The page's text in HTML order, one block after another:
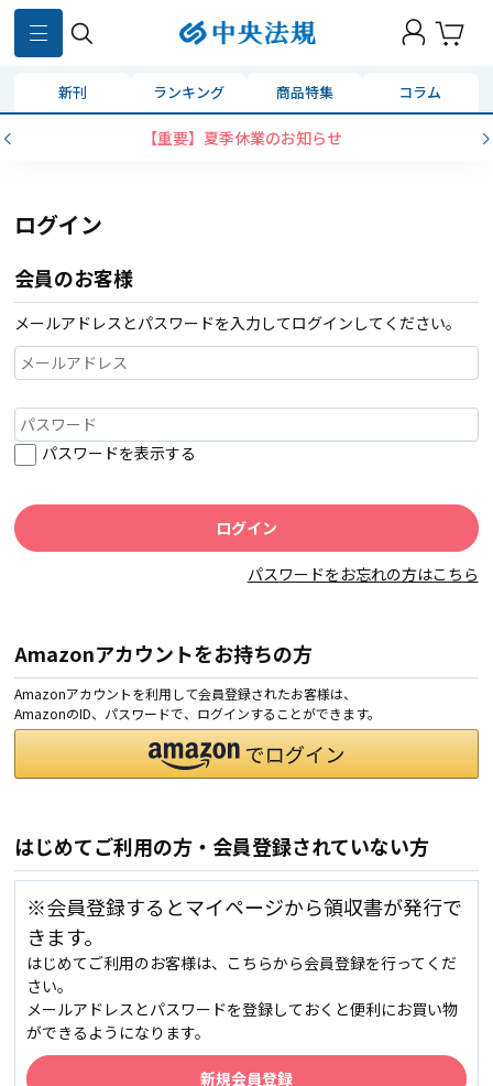
新刊 ランキング 商品特集 コラム
【重要】夏季休業のお知らせ
ログイン
会員のお客様
メールアドレスとパスワードを入力してログインしてください。
パスワードを表示する
パスワードをお忘れの方はこちら
Amazonアカウントをお持ちの方
Amazonアカウントを利用して会員登録されたお客様は、
AmazonのID、パスワードで、ログインすることができます。
はじめてご利用の方・会員登録されていない方
※会員登録するとマイページから領収書が発行で
きます。
はじめてご利用のお客様は、こちらから会員登録を行ってくだ
さい。
メールアドレスとパスワードを登録しておくと便利にお買い物
ができるようになります。